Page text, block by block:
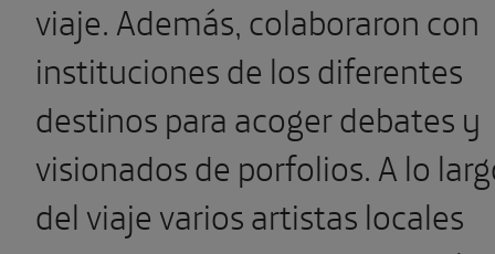
viaje. Además, colaboraron con
instituciones de los diferentes
destinos para acoger debates y
visionados de porfolios. A lo
del viaje varios artistas locales